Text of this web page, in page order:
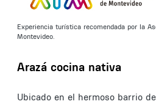
Experiencia turística recomendada por la
Montevideo.
Arazá cocina nativa
Ubicado en el hermoso barrio